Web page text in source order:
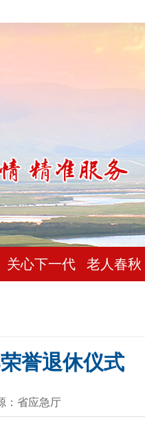
关心下一代 老人春秋
誉退休仪式
：省应急厅